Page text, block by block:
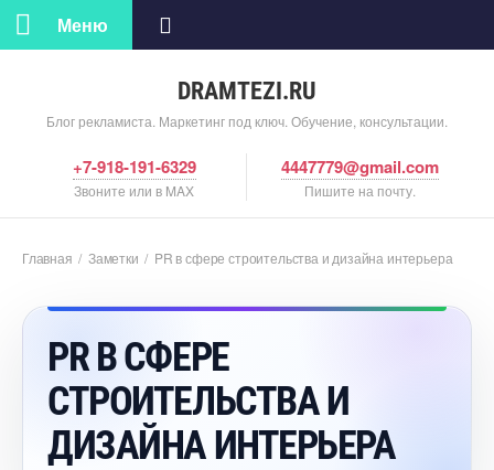
DRAMTEZI.RU
Блог рекламиста. Маркетинг под ключ. Обучение, консультации.
Меню
+7-918-191-6329
Звоните или в MAX
4447779@gmail.com
Пишите на почту.
Главная / Заметки / PR в сфере строительства и дизайна интерьера
PR В СФЕРЕ
СТРОИТЕЛЬСТВА И
ДИЗАЙНА ИНТЕРЬЕРА